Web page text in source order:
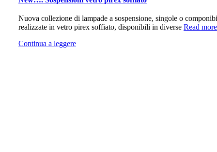
Nuova collezione di lampade a sospensione, singole o
realizzate in vetro pirex soffiato, disponibili in diverse Read more
Continua a leggere